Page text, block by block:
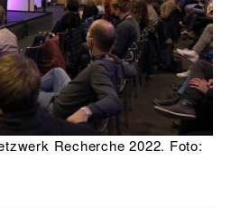
Recherche 2022. Foto: